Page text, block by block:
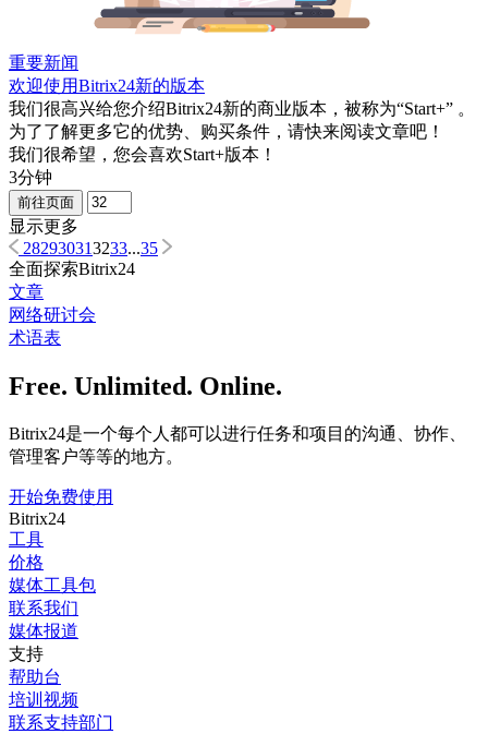
重要新闻
欢迎使用Bitrix24新的版本
我们很高兴给您介绍Bitrix24新的商业版本，被称为“Start+” 。
为了了解更多它的优势、购买条件，请快来阅读文章吧！
我们很希望，您会喜欢Start+版本！
3分钟
前往页面
显示更多
282930313233...35
全面探索Bitrix24
文章
网络研讨会
术语表
Free. Unlimited. Online.
Bitrix24是一个每个人都可以进行任务和项目的沟通、协作、
管理客户等等的地方。
开始免费使用
Bitrix24
工具
价格
媒体工具包
联系我们
媒体报道
支持
帮助台
培训视频
联系支持部门